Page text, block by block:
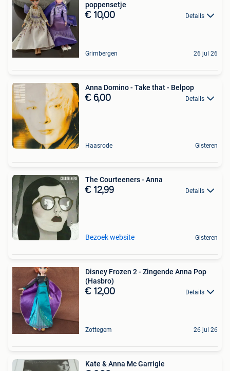
poppensetje
€ 10,00 Details
Grimbergen 26 jul 26
Anna Domino - Take that - Belpop
€ 6,00 Details
Haasrode Gisteren
The Courteeners - Anna
€ 12,99 Details
Bezoek website Gisteren
Disney Frozen 2 - Zingende Anna Pop
(Hasbro)
€ 12,00 Details
Zottegem 26 jul 26
Kate & Anna Mc Garrigle